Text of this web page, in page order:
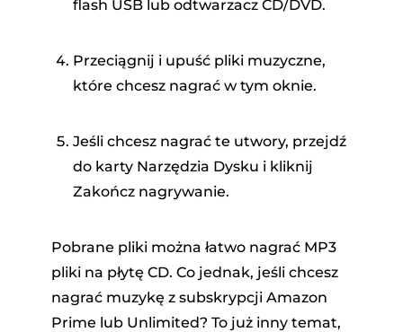
flash USB lub odtwarzacz CD/DVD.
Przeciągnij i upuść pliki muzyczne,
które chcesz nagrać w tym oknie.
Jeśli chcesz nagrać te utwory, przejdź
do karty Narzędzia Dysku i kliknij
Zakończ nagrywanie.
Pobrane pliki można łatwo nagrać MP3
pliki na płytę CD. Co jednak, jeśli chcesz
nagrać muzykę z subskrypcji Amazon
Prime lub Unlimited? To już inny temat,